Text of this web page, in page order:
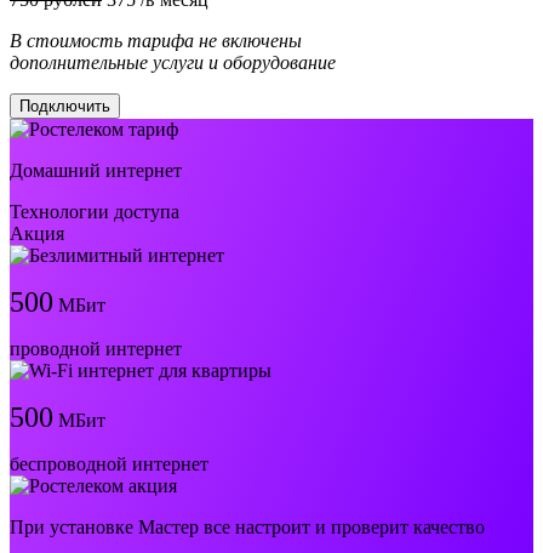
В стоимость тарифа не включены
дополнительные услуги и оборудование
Подключить
Домашний интернет
Технологии доступа
Акция
500 МБит
проводной интернет
500 МБит
беспроводной интернет
При установке Мастер все настроит и проверит качество